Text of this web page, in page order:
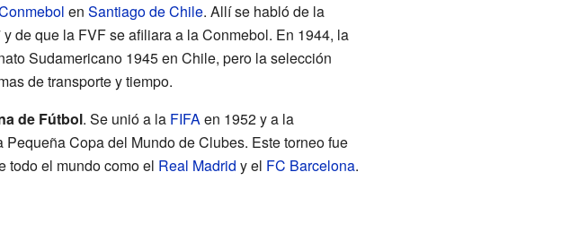
en Santiago de Chile. Allí se habló de la
de que la FVF se afiliara a la Conmebol. En 1944, la
Sudamericano 1945 en Chile, pero la selección
de transporte y tiempo.
de Fútbol. Se unió a la FIFAen 1952 y a la
Copa del Mundo de Clubes. Este torneo fue
todo el mundo como el Real Madrid y el FC Barcelona.